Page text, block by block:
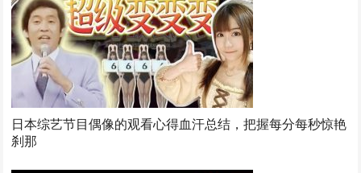
日本综艺节目偶像的观看心得血汗总结，把握每分每秒惊艳
刹那